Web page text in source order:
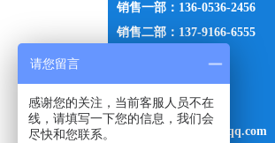
销售一部：136-0536-2456
销售二部：137-9166-6555
传 真：0536-3839828
Q Q：1417778115
邮箱：1417778115@qq.com
请您留言
感谢您的关注，当前客服人员不在
线，请填写一下您的信息，我们会
尽快和您联系。